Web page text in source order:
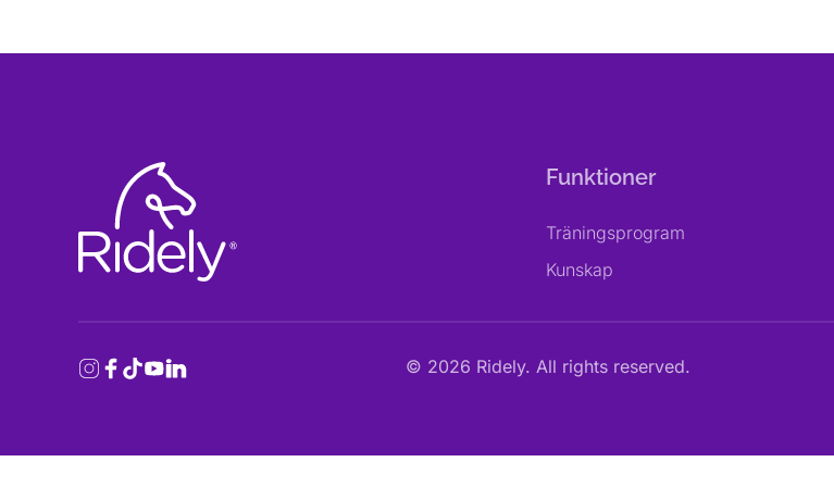
Funktioner
Träningsprogram
Kunskap
© 2026 Ridely. All rights reserved.